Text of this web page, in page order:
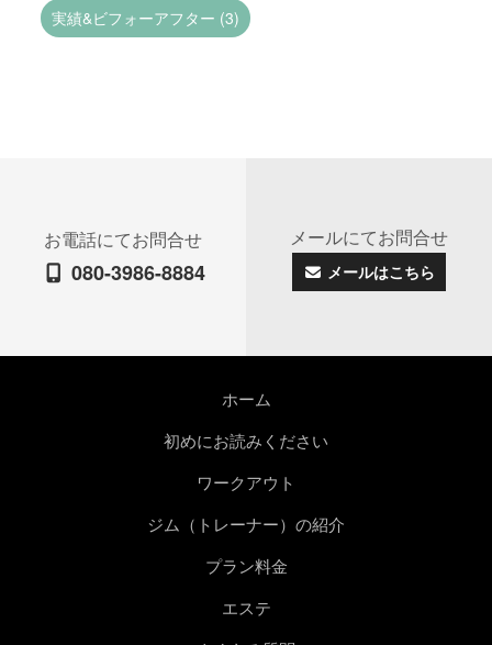
実績&ビフォーアフター (3)
お電話にてお問合せ
080-3986-8884
メールにてお問合せ
メールはこちら
ホーム
初めにお読みください
ワークアウト
ジム（トレーナー）の紹介
プラン料金
エステ